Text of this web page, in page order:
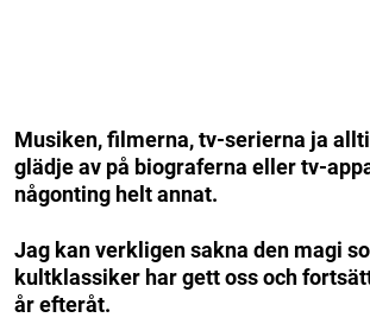
Musiken, filmerna, tv-serierna ja
glädje av på biograferna eller tv-
någonting helt annat.
Jag kan verkligen sakna den magi
kultklassiker har gett oss och
år efteråt.